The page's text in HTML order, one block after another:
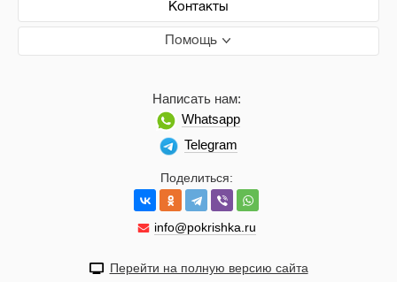
Контакты
Помощь
Поделиться:
info@pokrishka.ru
Написать нам:
Whatsapp
Telegram
Перейти на полную версию сайта